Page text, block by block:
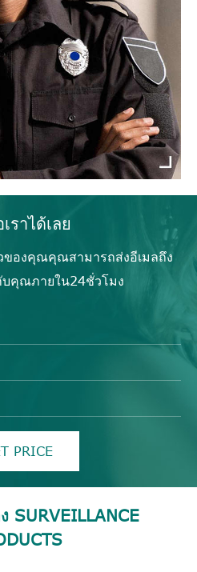
ราได้เลย
ของคุณคุณสามารถส่งอีเมลถึง
บคุณภายใน24ชั่วโมง
PRICE
SURVEILLANCE